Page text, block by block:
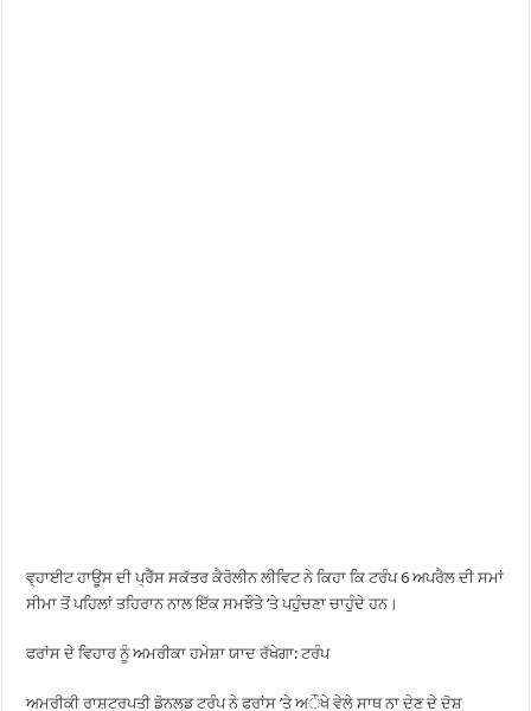
ਵ੍ਹਾਈਟ ਹਾਊਸ ਦੀ ਪ੍ਰੈੱਸ ਸਕੱਤਰ ਕੈਰੋਲੀਨ ਲੀਵਿਟ ਨੇ ਕਿਹਾ ਕਿ ਟਰੰਪ 6 ਅਪਰੈਲ ਦੀ ਸਮਾਂ
ਸੀਮਾ ਤੋਂ ਪਹਿਲਾਂ ਤਹਿਰਾਨ ਨਾਲ ਇੱਕ ਸਮਝੌਤੇ ‘ਤੇ ਪਹੁੰਚਣਾ ਚਾਹੁੰਦੇ ਹਨ।
ਫਰਾਂਸ ਦੇ ਵਿਹਾਰ ਨੂੰ ਅਮਰੀਕਾ ਹਮੇਸ਼ਾ ਯਾਦ ਰੱਖੇਗਾ: ਟਰੰਪ
ਅਮਰੀਕੀ ਰਾਸ਼ਟਰਪਤੀ ਡੋਨਲਡ ਟਰੰਪ ਨੇ ਫਰਾਂਸ ’ਤੇ ਅੌਖੇ ਵੇਲੇ ਸਾਥ ਨਾ ਦੇਣ ਦੇ ਦੋਸ਼